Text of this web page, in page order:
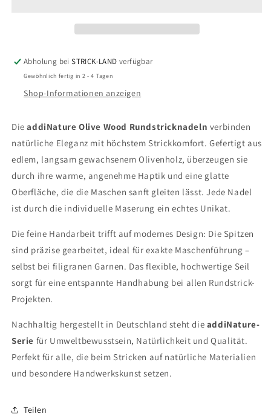
Abholung beiSTRICK-LAND verfügbar
Gewöhnlich fertig in 2 - 4 Tagen
Shop-Informationen anzeigen
DieaddiNature Olive Wood Rundstricknadeln verbinden
natürliche Eleganz mit höchstem Strickkomfort. Gefertigt aus
edlem, langsam gewachsenem Olivenholz, überzeugen sie
durch ihre warme, angenehme Haptik und eine glatte
Oberfläche, die die Maschen sanft gleiten lässt. Jede Nadel
ist durch die individuelle Maserung ein echtes Unikat.
Die feine Handarbeit trifft auf modernes Design: Die Spitzen
sind präzise gearbeitet, ideal für exakte Maschenführung –
selbst bei filigranen Garnen. Das flexible, hochwertige Seil
sorgt für eine entspannte Handhabung bei allen Rundstrick-
Projekten.
Nachhaltig hergestellt in Deutschland steht die addiNature-
Serie für Umweltbewusstsein, Natürlichkeit und Qualität.
Perfekt für alle, die beim Stricken auf natürliche Materialien
und besondere Handwerkskunst setzen.
Teilen